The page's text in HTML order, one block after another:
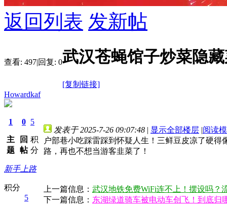
返回列表 发新帖
查看: 497|回复: 0武汉苍蝇馆子炒菜隐
[复制链接]
Howardkaf
1
主
题
0
回
帖
5
积
分
新手上路
积分
5
发表于 2025-7-26 09:07:48 | 显示全部楼层 |阅读
户部巷小吃踩雷踩到怀疑人生！三鲜豆皮凉了硬
路，再也不想当游客韭菜了！
上一篇信息： 武汉地铁免费WiFi连不上！摆设吗？
下一篇信息： 东湖绿道骑车被电动车创飞！到底归